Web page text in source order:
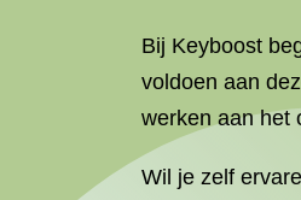
Bij Keyboost
voldoen aan
werken aan het
Wil je zelf